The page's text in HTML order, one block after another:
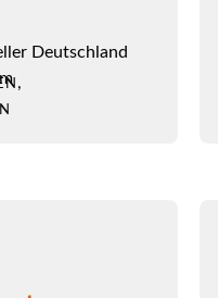
Deutschland
,